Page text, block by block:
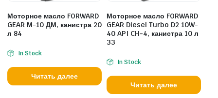
Моторное масло FORWARD
GEAR М-10 ДМ, канистра 20
л 84
In Stock
Читать далее
Моторное масло FORWARD
GEAR Diesel Turbo D2 10W-
40 API CH-4, канистра 10 л
33
In Stock
Читать далее